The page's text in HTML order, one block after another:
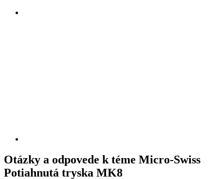
Otázky a odpovede k téme Micro-Swiss
Potiahnutá tryska MK8